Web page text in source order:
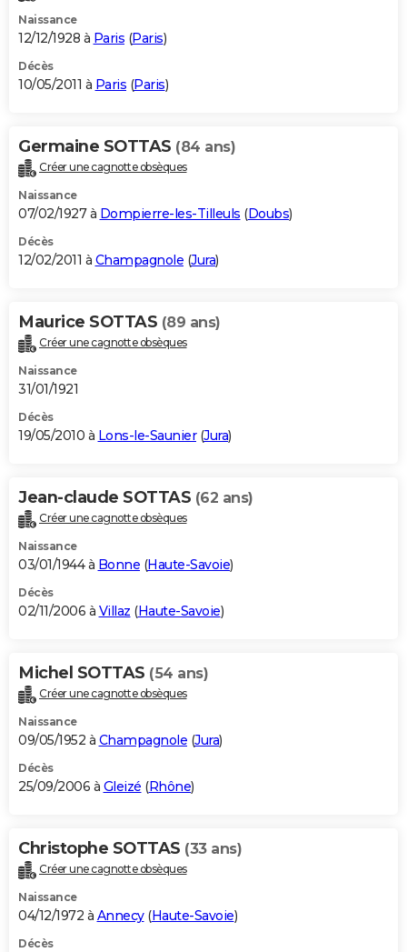
Naissance
12/12/1928 à Paris (Paris)
Décès
10/05/2011 à Paris (Paris)
Germaine SOTTAS (84 ans)
Créer une cagnotte obsèques
Naissance
07/02/1927 à Dompierre-les-Tilleuls (Doubs)
Décès
12/02/2011 à Champagnole (Jura)
Maurice SOTTAS (89 ans)
Créer une cagnotte obsèques
Naissance
31/01/1921
Décès
19/05/2010 à Lons-le-Saunier(Jura)
Jean-claude SOTTAS (62 ans)
Créer une cagnotte obsèques
Naissance
03/01/1944 à Bonne (Haute-Savoie)
Décès
02/11/2006 à Villaz (Haute-Savoie)
Michel SOTTAS (54 ans)
Créer une cagnotte obsèques
Naissance
09/05/1952 à Champagnole (Jura)
Décès
25/09/2006 à Gleizé (Rhône)
Christophe SOTTAS (33 ans)
Créer une cagnotte obsèques
Naissance
04/12/1972 à Annecy(Haute-Savoie)
Décès